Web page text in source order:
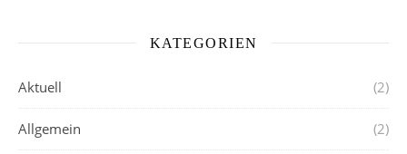
KATEGORIEN
Aktuell (2)
Allgemein (2)